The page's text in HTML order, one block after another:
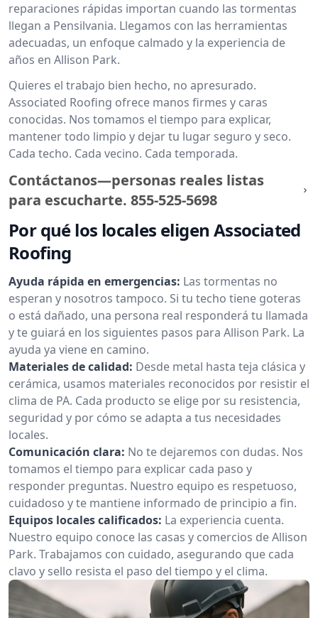
reparaciones rápidas importan cuando las tormentas
llegan a Pensilvania. Llegamos con las herramientas
adecuadas, un enfoque calmado y la experiencia de
años en Allison Park.
Quieres el trabajo bien hecho, no apresurado.
Associated Roofing ofrece manos firmes y caras
conocidas. Nos tomamos el tiempo para explicar,
mantener todo limpio y dejar tu lugar seguro y seco.
Cada techo. Cada vecino. Cada temporada.
Contáctanos—personas reales listas
para escucharte. 855-525-5698
Por qué los locales eligen Associated
Roofing
Ayuda rápida en emergencias: Las tormentas no
esperan y nosotros tampoco. Si tu techo tiene goteras
o está dañado, una persona real responderá tu llamada
y te guiará en los siguientes pasos para Allison Park. La
ayuda ya viene en camino.
Materiales de calidad: Desde metal hasta teja clásica y
cerámica, usamos materiales reconocidos por resistir el
clima de PA. Cada producto se elige por su resistencia,
seguridad y por cómo se adapta a tus necesidades
locales.
Comunicación clara: No te dejaremos con dudas. Nos
tomamos el tiempo para explicar cada paso y
responder preguntas. Nuestro equipo es respetuoso,
cuidadoso y te mantiene informado de principio a fin.
Equipos locales calificados: La experiencia cuenta.
Nuestro equipo conoce las casas y comercios de Allison
Park. Trabajamos con cuidado, asegurando que cada
clavo y sello resista el paso del tiempo y el clima.